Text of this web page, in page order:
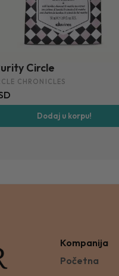
Up Circle
CHRONICLES
Dodaj u korpu!
Kompanija
Početna